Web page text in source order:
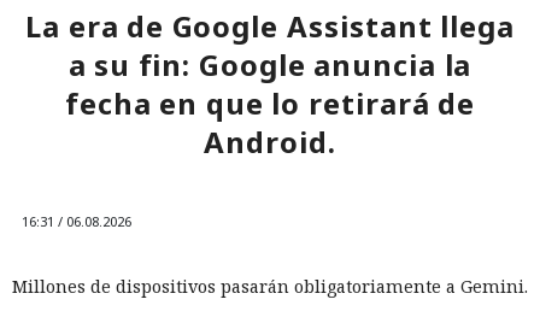
reinstalación completa del sistema borrará esos datos.
La era de Google Assistant llega
a su fin: Google anuncia la
fecha en que lo retirará de
Android.
16:31 / 06.08.2026
Millones de dispositivos pasarán obligatoriamente a Gemini.